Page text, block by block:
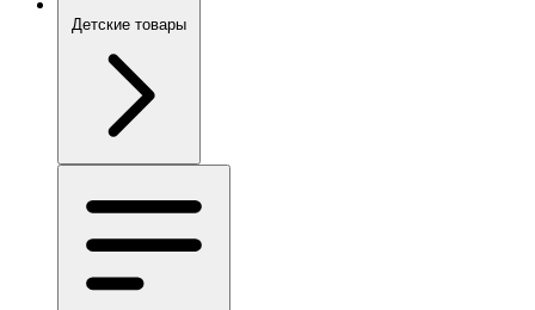
Детские товары